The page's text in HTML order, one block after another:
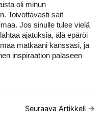
oli minun
Toivottavasti sait
Jos sinulle tulee vielä
ajatuksia, älä epäröi
matkaani kanssasi, ja
inspiraation palaseen
Seuraava Artikkeli →